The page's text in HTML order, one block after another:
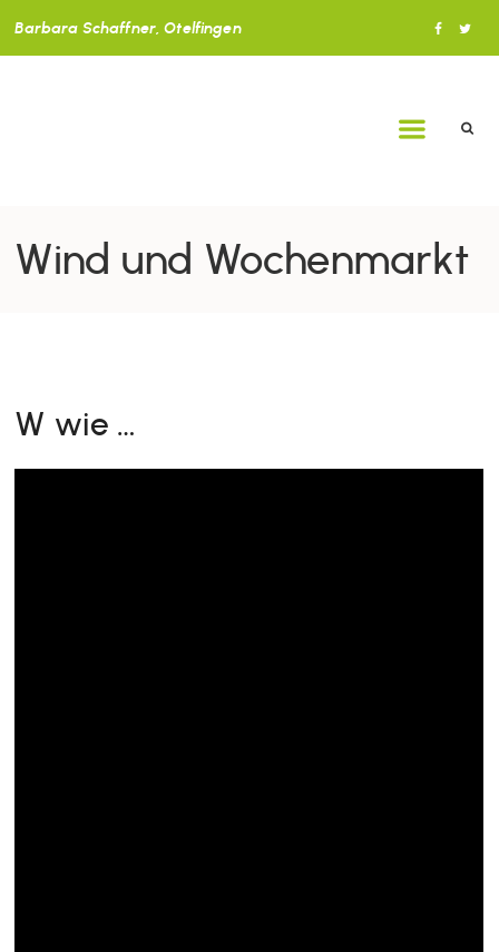
Barbara Schaffner, Otelfingen
Wind und Wochenmarkt
W wie …